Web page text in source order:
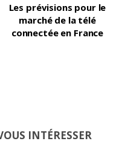
Les prévisions pour le
marché de la télé
connectée en France
INTÉRESSER